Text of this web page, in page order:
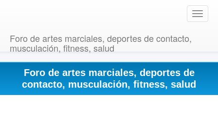
T
o
e
v
Foro de artes marciales, deportes de contacto,
musculación, fitness, salud
Foro de artes marciales, deportes de
contacto, musculación, fitness, salud